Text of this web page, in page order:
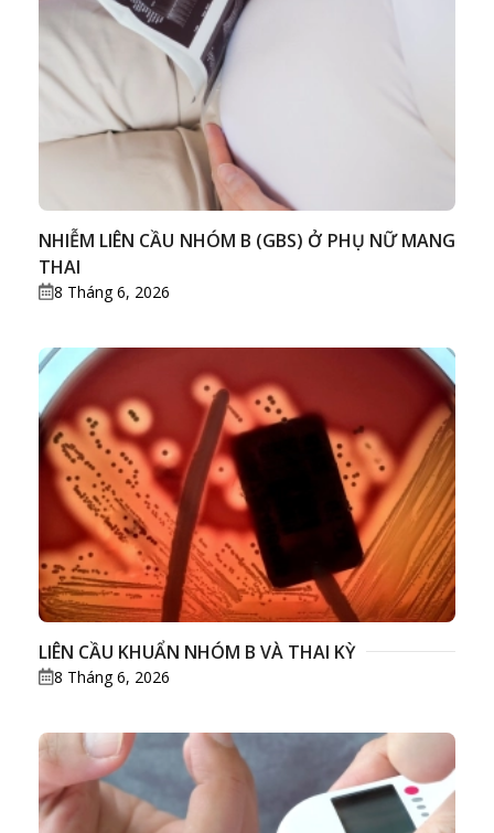
NHIỄM LIÊN CẦU NHÓM B (GBS) Ở PHỤ NỮ MANG
THAI
8 Tháng 6, 2026
LIÊN CẦU KHUẨN NHÓM B VÀ THAI KỲ
8 Tháng 6, 2026